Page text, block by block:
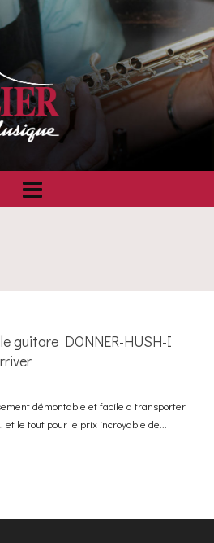
guitare DONNER-HUSH-I
démontable et facile a transporter
le tout pour le prix incroyable de...